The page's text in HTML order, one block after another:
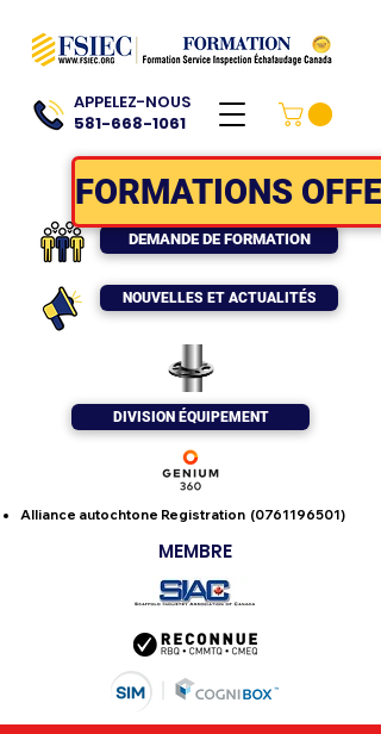
APPELEZ-NOUS
581-668-1061
NOUVELLES ET ACTUALITÉS
DEMANDE DE FORMATION
MEMBRE
Alliance autochtone Registration (0761196501)
DIVISION ÉQUIPEMENT
FORMATIONS